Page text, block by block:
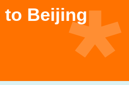
Beijing